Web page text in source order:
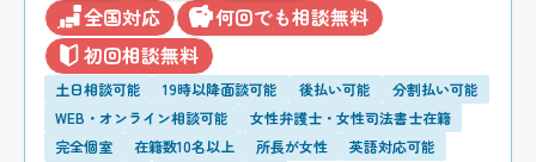
全国対応
何回でも相談無料
初回相談無料
土日相談可能 19時以降面談可能 後払い可能
分割払い可能
WEB・オンライン相談可能
女性弁護士・女性司法書士在籍
完全個室
在籍数10名以上 所長が女性
英語対応可能